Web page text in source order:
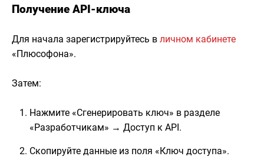
Получение API-ключа
Для начала зарегистрируйтесь в личном кабинете
«Плюсофона».
Затем:
Нажмите «Сгенерировать ключ» в разделе
«Разработчикам» → Доступ к API.
Скопируйте данные из поля «Ключ доступа».